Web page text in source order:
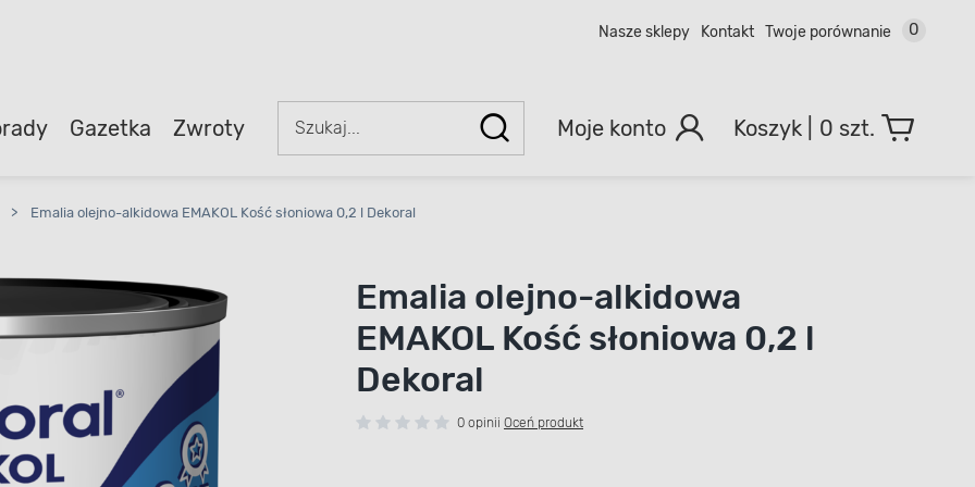
Nasze sklepy Kontakt Twoje porównanie 0
Gazetka Zwroty Moje konto 0 szt.
> Emalia olejno-alkidowa EMAKOL Kość słoniowa 0,2 l Dekoral
Emalia olejno-alkidowa
EMAKOL Kość słoniowa 0,2 l
Dekoral
0 opinii Oceń produkt